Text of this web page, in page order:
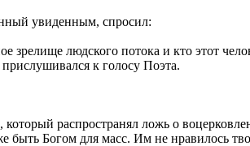
увиденным, спросил:
зрелище людского потока и кто этот
к голосу Поэта.
распространял ложь о
быть Богом для масс. Им не нравилось